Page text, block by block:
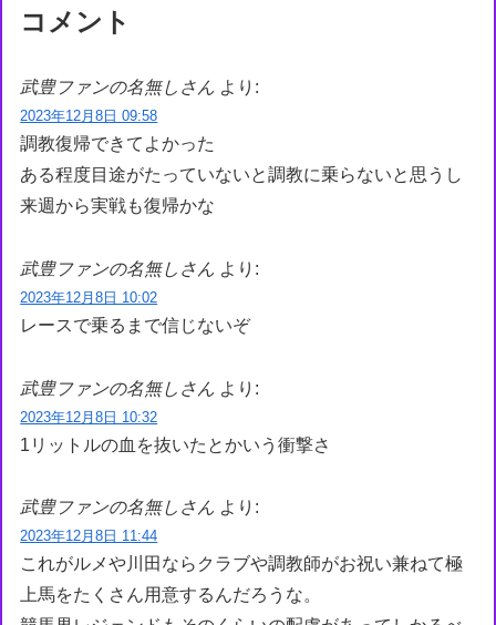
コメント
武豊ファンの名無しさん より:
2023年12月8日 09:58
調教復帰できてよかった
ある程度目途がたっていないと調教に乗らないと思うし
来週から実戦も復帰かな
武豊ファンの名無しさん より:
2023年12月8日 10:02
レースで乗るまで信じないぞ
武豊ファンの名無しさん より:
2023年12月8日 10:32
1リットルの血を抜いたとかいう衝撃さ
武豊ファンの名無しさん より:
2023年12月8日 11:44
これがルメや川田ならクラブや調教師がお祝い兼ねて極
上馬をたくさん用意するんだろうな。